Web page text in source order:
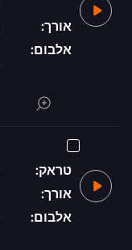
אורך:
אלבום:
טראק:
אורך:
אלבום: